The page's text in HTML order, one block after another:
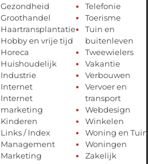
Gezondheid
Groothandel
Haartransplantatie
Hobby en vrije tijd
Horeca
Huishoudelijk
Industrie
Internet
Internet
marketing
Kinderen
Links / Index
Management
Marketing
Telefonie
Toerisme
Tuin en
buitenleven
Tweewielers
Vakantie
Verbouwen
Vervoer en
transport
Webdesign
Winkelen
Woning en Tuin
Woningen
Zakelijk